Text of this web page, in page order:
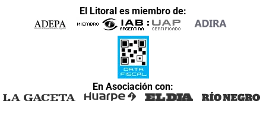
El Litoral es miembro de:
En Asociación con: